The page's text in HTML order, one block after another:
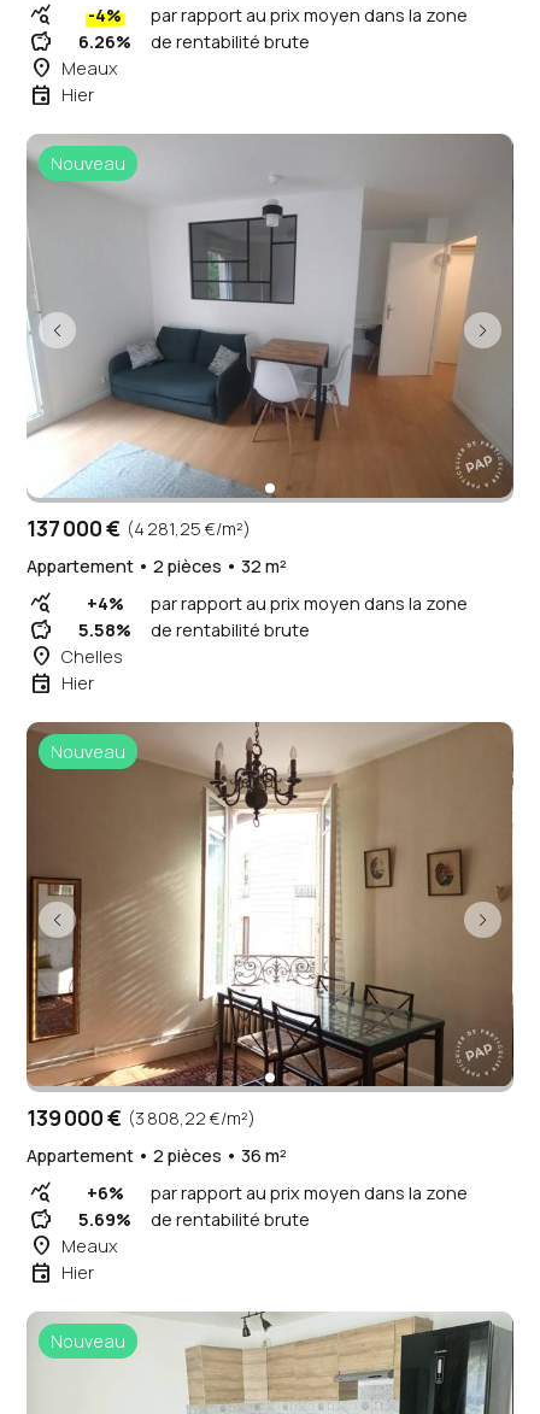
query_stats -4% par rapport au prix moyen dans la zone
savings 6.26% de rentabilité brute
place Meaux
event Hier
Nouveau
137 000 € (4 281,25 €/m²)
Appartement • 2 pièces • 32 m²
query_stats +4% par rapport au prix moyen dans la zone
savings 5.58% de rentabilité brute
place Chelles
event Hier
Nouveau
139 000 € (3 808,22 €/m²)
Appartement • 2 pièces • 36 m²
query_stats +6% par rapport au prix moyen dans la zone
savings 5.69% de rentabilité brute
place Meaux
event Hier
Nouveau